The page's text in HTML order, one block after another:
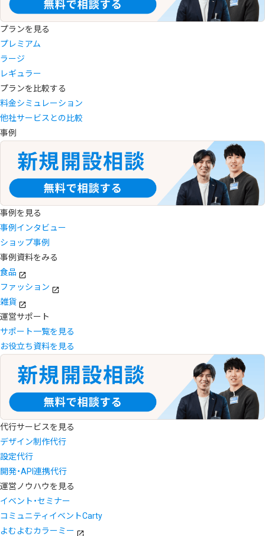
プランを見る
プレミアム
ラージ
レギュラー
プランを比較する
料金シミュレーション
他社サービスとの比較
事例
事例を見る
事例インタビュー
ショップ事例
事例資料をみる
食品
ファッション
雑貨
運営サポート
サポート一覧を見る
お役立ち資料を見る
代行サービスを見る
デザイン制作代行
設定代行
開発・API連携代行
運営ノウハウを見る
イベント・セミナー
コミュニティイベントCarty
よむよむカラーミー